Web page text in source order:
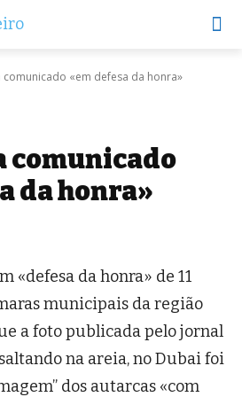
comunicado «em defesa da honra»
comunicado
da honra»
«defesa da honra» de 11
municipais da região
a foto publicada pelo jornal
na areia, no Dubai foi
dos autarcas «com